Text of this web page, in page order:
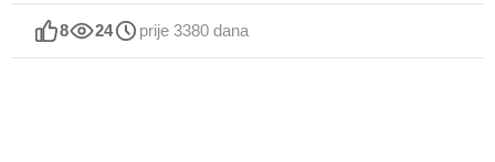
8 24 prije 3380 dana